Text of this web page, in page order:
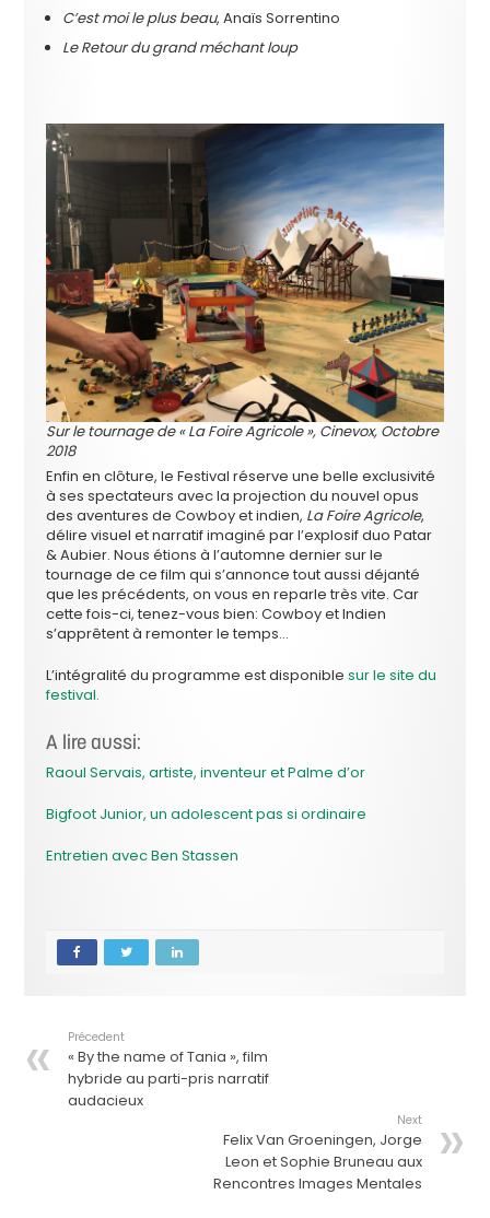
C’est moi le plus beau, Anaïs Sorrentino
Le Retour du grand méchant loup
Sur le tournage de « La Foire Agricole », Cinevox, Octobre
2018
Enfin en clôture, le Festival réserve une belle exclusivité
à ses spectateurs avec la projection du nouvel opus
des aventures de Cowboy et indien, La Foire Agricole,
délire visuel et narratif imaginé par l’explosif duo Patar
& Aubier. Nous étions à l’automne dernier sur le
tournage de ce film qui s’annonce tout aussi déjanté
que les précédents, on vous en reparle très vite. Car
cette fois-ci, tenez-vous bien: Cowboy et Indien
s’apprêtent à remonter le temps…
L’intégralité du programme est disponiblesur le site du
festival.
A lire aussi:
Raoul Servais, artiste, inventeur et Palme d’or
Bigfoot Junior, un adolescent pas si ordinaire
Entretien avec Ben Stassen
Précedent
« By the name of Tania », film
hybride au parti-pris narratif
audacieux
Next
Felix Van Groeningen, Jorge
Leon et Sophie Bruneau aux
Rencontres Images Mentales